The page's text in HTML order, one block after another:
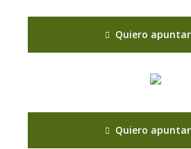
Quiero
Quiero